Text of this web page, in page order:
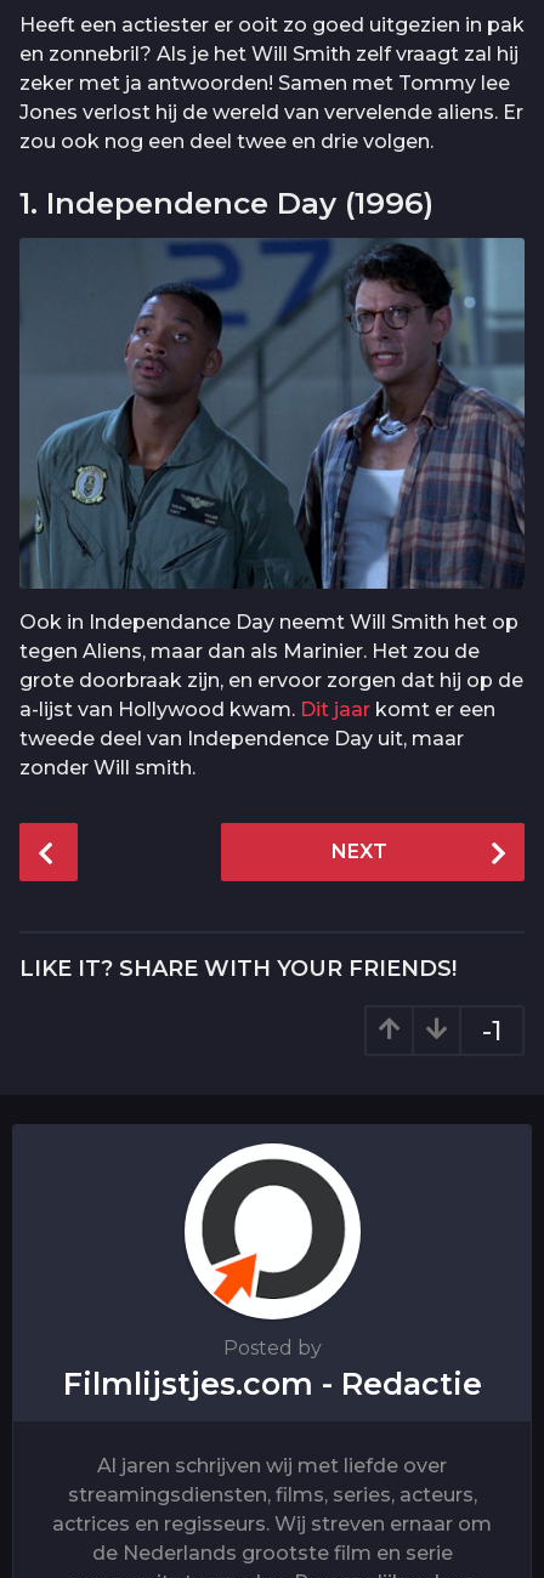
Heeft een actiester er ooit zo goed uitgezien in pak
en zonnebril? Als je het Will Smith zelf vraagt zal hij
zeker met ja antwoorden! Samen met Tommy lee
Jones verlost hij de wereld van vervelende aliens. Er
zou ook nog een deel twee en drie volgen.
1. Independence Day (1996)
Ook in Independance Day neemt Will Smith het op
tegen Aliens, maar dan als Marinier. Het zou de
grote doorbraak zijn, en ervoor zorgen dat hij op de
a-lijst van Hollywood kwam. Dit jaar komt er een
tweede deel van Independence Day uit, maar
zonder Will smith.
o
P
a
NEXT
LIKE IT? SHARE WITH YOUR FRIENDS!
-1
Posted by
Filmlijstjes.com - Redactie
Al jaren schrijven wij met liefde over
streamingsdiensten, films, series, acteurs,
actrices en regisseurs. Wij streven ernaar om
de Nederlands grootste film en serie